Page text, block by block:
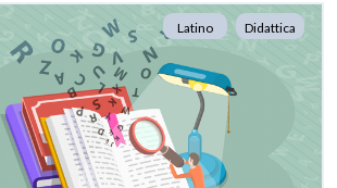
Latino Didattica